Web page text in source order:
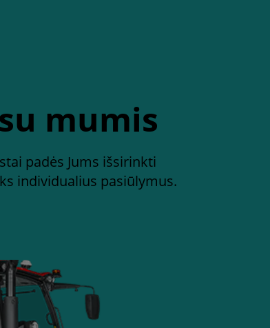
mumis
padės Jums išsirinkti
individualius pasiūlymus.